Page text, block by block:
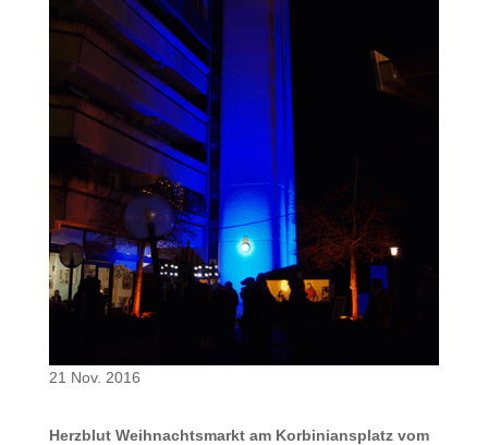
21 Nov. 2016
Herzblut Weihnachtsmarkt am Korbiniansplatz vom